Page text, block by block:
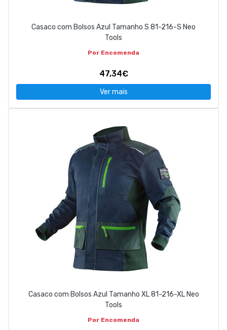
Casaco com Bolsos Azul Tamanho S 81-216-S Neo
Tools
Por Encomenda
47,34€
Ver mais
Casaco com Bolsos Azul Tamanho XL 81-216-XL Neo
Tools
Por Encomenda